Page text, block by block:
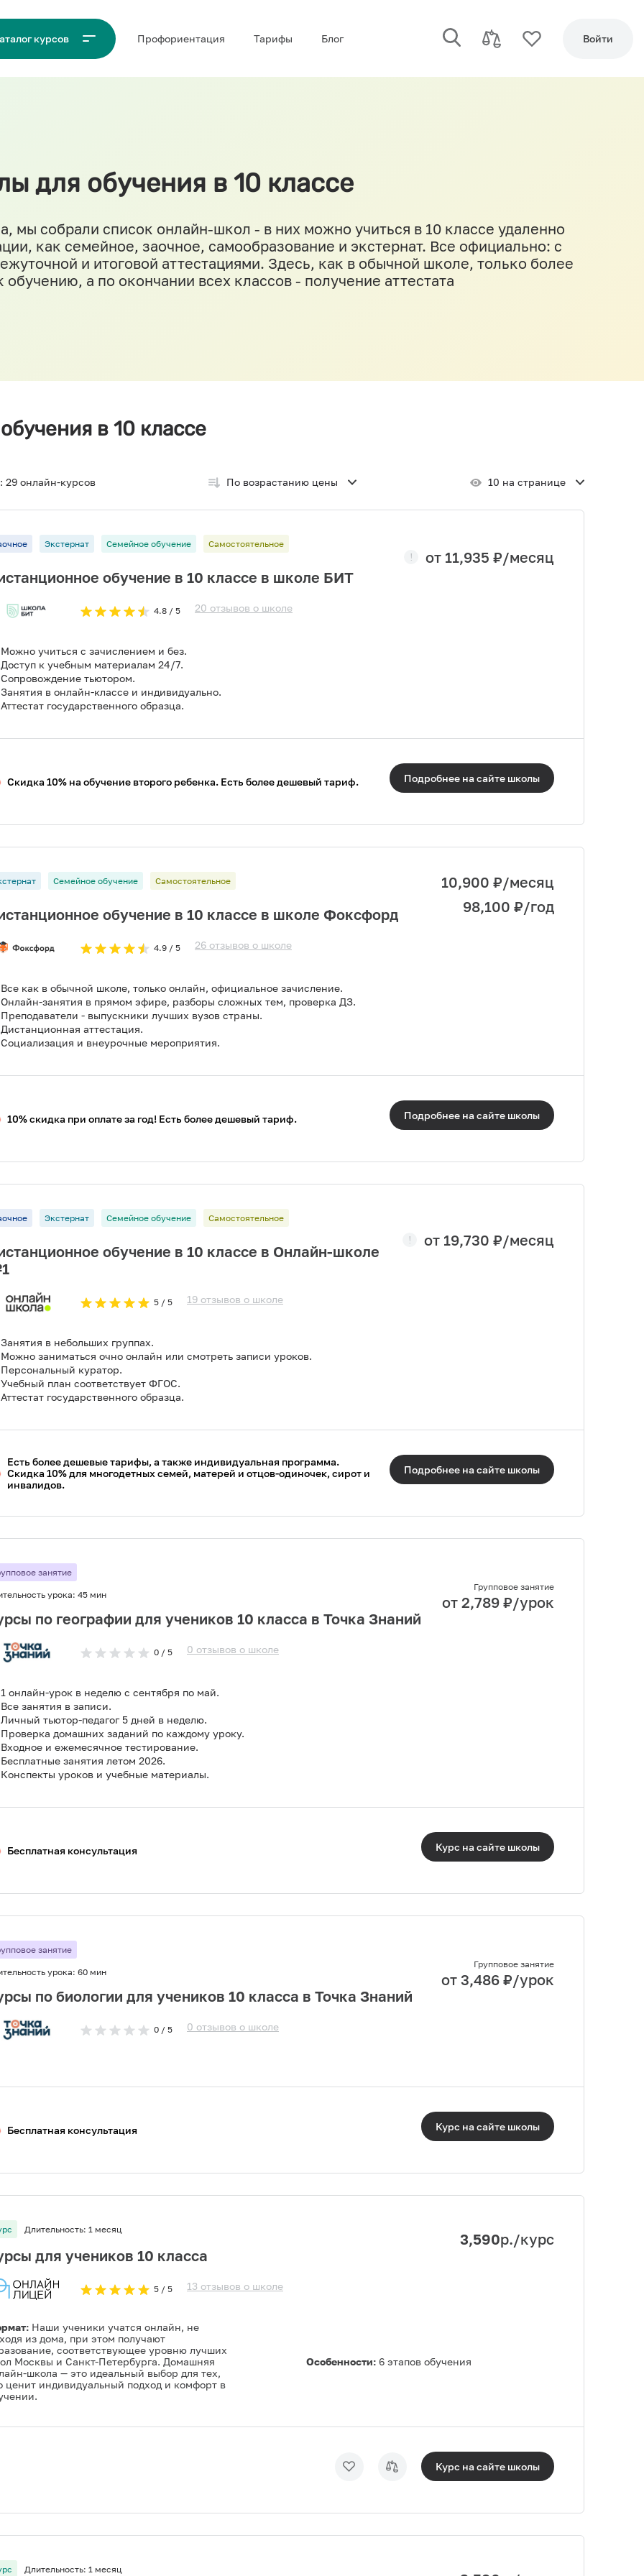
курсов Проф‌ориентация Тарифы Блог Войти
для обучения в 10 классе
мы собрали список онлайн-школ - в них можно учиться в 10 классе удаленно
как семейное, заочное, самообразование и экстернат. Все официально: с
и итоговой аттестациями. Здесь, как в обычной школе, только более
а по окончании всех классов - получение аттестата
в 10 классе
29 онлайн-курсов По возрастанию цены 10 на странице
Экстернат Семейное обучение Самостоятельное
обучение в 10 классе в школе БИТ
от 11,935 ₽/месяц
4.8 / 5 20 отзывов о школе
Можно учиться с зачислением и без.
Доступ к учебным материалам 24/7.
Сопровождение тьютором.
Занятия в онлайн-классе и индивидуально.
Аттестат государственного образца.
Скидка 10% на обучение второго ребенка. Есть более дешевый тариф. Подробнее на сайте школы
Семейное обучение Самостоятельное
обучение в 10 классе в школе Фоксфорд
10,900 ₽/месяц
98,100 ₽/год
4.9 / 5 26 отзывов о школе
Все как в обычной школе, только онлайн, официальное зачисление.
Онлайн-занятия в прямом эфире, разборы сложных тем, проверка ДЗ.
Преподаватели - выпускники лучших вузов страны.
Дистанционная аттестация.
Социализация и внеурочные мероприятия.
10% скидка при оплате за год! Есть более дешевый тариф. Подробнее на сайте школы
Экстернат Семейное обучение Самостоятельное
обучение в 10 классе в Онлайн-школе
от 19,730 ₽/месяц
5 / 5 19 отзывов о школе
Занятия в небольших группах.
Можно заниматься очно онлайн или смотреть записи уроков.
Персональный куратор.
Учебный план соответствует ФГОС.
Аттестат государственного образца.
Есть более дешевые тарифы, а также индивидуальная программа.
Скидка 10% для многодетных семей, матерей и отцов-одиночек, сирот и
инвалидов.
Подробнее на сайте школы
занятие
урока: 45 мин
по географии для учеников 10 класса в Точка Знаний
Групповое занятие
от 2,789₽/урок
0 / 5 0 отзывов о школе
1 онлайн-урок в неделю с сентября по май.
Все занятия в записи.
Личный тьютор-педагог 5 дней в неделю.
Проверка домашних заданий по каждому уроку.
Входное и ежемесячное тестирование.
Бесплатные занятия летом 2026.
Конспекты уроков и учебные материалы.
Бесплатная консультация Курс на сайте школы
занятие
урока: 60 мин
по биологии для учеников 10 класса в Точка Знаний
Групповое занятие
от 3,486₽/урок
0 / 5 0 отзывов о школе
Бесплатная консультация Курс на сайте школы
Длительность: 1 месяц
для учеников 10 класса
3,590р./курс
5 / 5 13 отзывов о школе
Наши ученики учатся онлайн, не
из дома, при этом получают
соответствующее уровню лучших
Москвы и Санкт-Петербурга. Домашняя
школа — это идеальный выбор для тех,
ценит индивидуальный подход и комфорт в
Особенности: 6 этапов обучения
Курс на сайте школы
Длительность: 1 месяц